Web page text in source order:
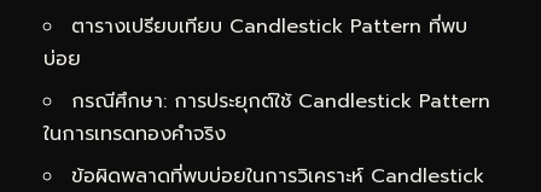
ตารางเปรียบเทียบ Candlestick Pattern ที่พบ
บ่อย
กรณีศึกษา: การประยุกต์ใช้ Candlestick Pattern
ในการเทรดทองคำจริง
ข้อผิดพลาดที่พบบ่อยในการวิเคราะห์ Candlestick